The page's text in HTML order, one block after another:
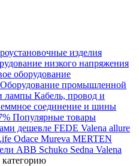
изделия
низкого напряжения
оборудование
Оборудование промышленной
лампы Кабель, провод и
соединение и шины
Популярные товары
дешевле FEDE Valena allure
Odace Mureva MERTEN
ABB Schuko Sedna Valena